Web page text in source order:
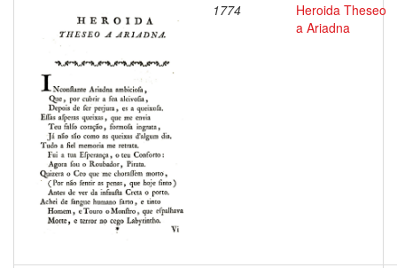
1774
Heroida Theseo
a Ariadna